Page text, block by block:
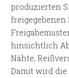
produzierten
hinsichtlich
Nähte,
Damit wird die